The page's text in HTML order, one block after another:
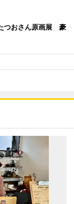
つおさん原画展 豪